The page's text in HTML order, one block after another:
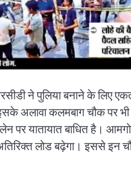
ने पुलिया बनाने के लिए
अलावा कलमबाग चौक पर भी
पर यातायात बाधित है।
लोड बढ़ेगा। इससे इन